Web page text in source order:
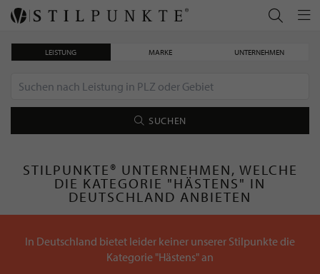
LEISTUNG MARKE UNTERNEHMEN
SUCHEN
STILPUNKTE® UNTERNEHMEN, WELCHE
DIE KATEGORIE "HÄSTENS" IN
DEUTSCHLAND ANBIETEN
In Deutschland bietet leider keiner unserer Stilpunkte die
Kategorie "Hästens" an